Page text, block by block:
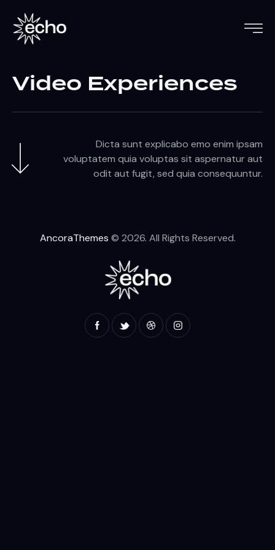
Video Experiences
Dicta sunt explicabo emo enim ipsam
voluptatem quia voluptas sit aspernatur aut
odit aut fugit, sed quia consequuntur.
AncoraThemes © 2026. All Rights Reserved.